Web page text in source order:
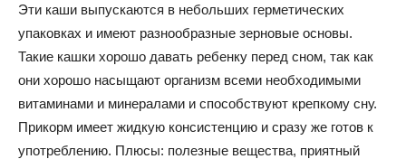
Эти каши выпускаются в небольших герметических
упаковках и имеют разнообразные зерновые основы.
Такие кашки хорошо давать ребенку перед сном, так как
они хорошо насыщают организм всеми необходимыми
витаминами и минералами и способствуют крепкому сну.
Прикорм имеет жидкую консистенцию и сразу же готов к
употреблению. Плюсы: полезные вещества, приятный